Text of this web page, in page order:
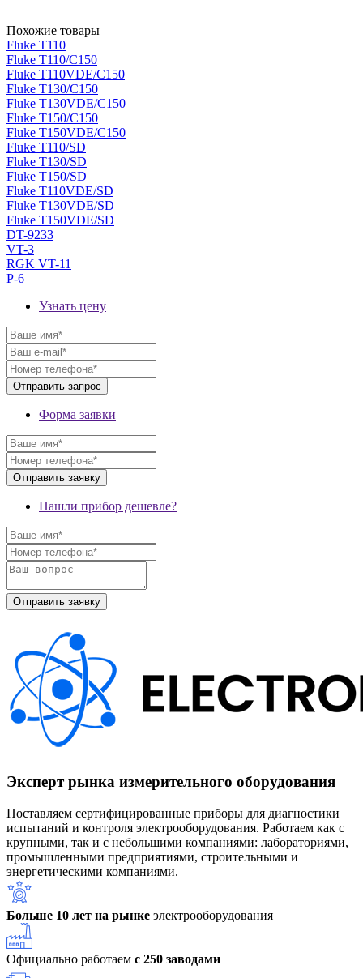
Похожие товары
Fluke T110
Fluke T110/C150
Fluke T110VDE/C150
Fluke T130/C150
Fluke T130VDE/C150
Fluke T150/C150
Fluke T150VDE/C150
Fluke T110/SD
Fluke T130/SD
Fluke T150/SD
Fluke T110VDE/SD
Fluke T130VDE/SD
Fluke T150VDE/SD
DT-9233
VT-3
RGK VT-11
P-6
Узнать цену
Форма заявки
Нашли прибор дешевле?
Эксперт рынка измерительного оборудования
Поставляем сертифицированные приборы для диагностики
испытаний и контроля электрооборудования. Работаем как с
крупными, так и с небольшими компаниями: лабораториями,
промышленными предприятиями, строительными и
энергетическими компаниями.
Больше 10 лет на рынке электрооборудования
Официально работаем с 250 заводами